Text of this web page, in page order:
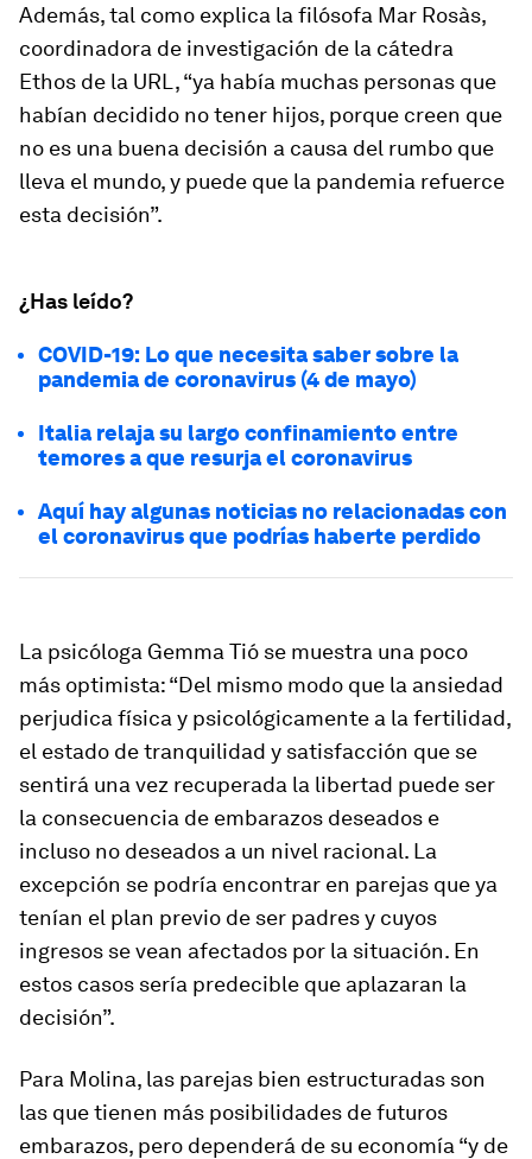
Además, tal como explica la filósofa Mar Rosàs,
coordinadora de investigación de la cátedra
Ethos de la URL, “ya había muchas personas que
habían decidido no tener hijos, porque creen que
no es una buena decisión a causa del rumbo que
lleva el mundo, y puede que la pandemia refuerce
esta decisión”.
¿Has leído?
COVID-19: Lo que necesita saber sobre la
pandemia de coronavirus (4 de mayo)
Italia relaja su largo confinamiento entre
temores a que resurja el coronavirus
Aquí hay algunas noticias no relacionadas con
el coronavirus que podrías haberte perdido
La psicóloga Gemma Tió se muestra una poco
más optimista: “Del mismo modo que la ansiedad
perjudica física y psicológicamente a la fertilidad,
el estado de tranquilidad y satisfacción que se
sentirá una vez recuperada la libertad puede ser
la consecuencia de embarazos deseados e
incluso no deseados a un nivel racional. La
excepción se podría encontrar en parejas que ya
tenían el plan previo de ser padres y cuyos
ingresos se vean afectados por la situación. En
estos casos sería predecible que aplazaran la
decisión”.
Para Molina, las parejas bien estructuradas son
las que tienen más posibilidades de futuros
embarazos, pero dependerá de su economía “y de